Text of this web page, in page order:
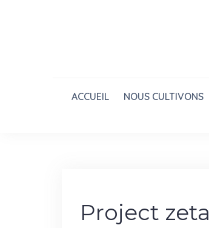
ACCUEIL NOUS CULTIVONS
Project zeta